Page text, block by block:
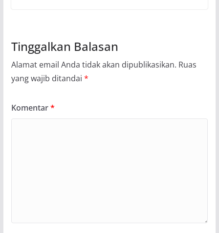
Tinggalkan Balasan
Alamat email Anda tidak akan dipublikasikan. Ruas
yang wajib ditandai *
Komentar*